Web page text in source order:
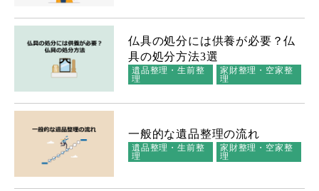
仏具の処分には供養が必要？仏
具の処分方法3選
遺品整理・生前整
理
家財整理・空家整
理
一般的な遺品整理の流れ
遺品整理・生前整
理
家財整理・空家整
理